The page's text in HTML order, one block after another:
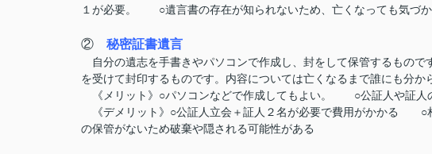
１が必要。
○遺言書の存在が知られないため、亡くなっても気づ
② 秘密証書遺言
自分の遺志を手書きやパソコンで作成し、封をして保管するもの
を受けて封印するものです。内容については亡くなるまで誰にも分か
《メリット》○パソコンなどで作成してもよい。 ○公証人や証人
《デメリット》○公証人立会＋証人２名が必要で費用がかかる
の保管がないため破棄や隠される可能性がある